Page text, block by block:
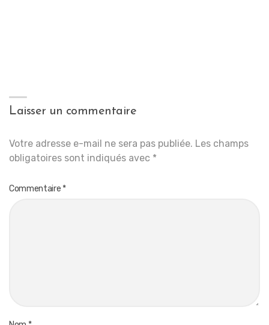
Laisser un commentaire
Votre adresse e-mail ne sera pas publiée. Les champs
obligatoires sont indiqués avec *
Commentaire *